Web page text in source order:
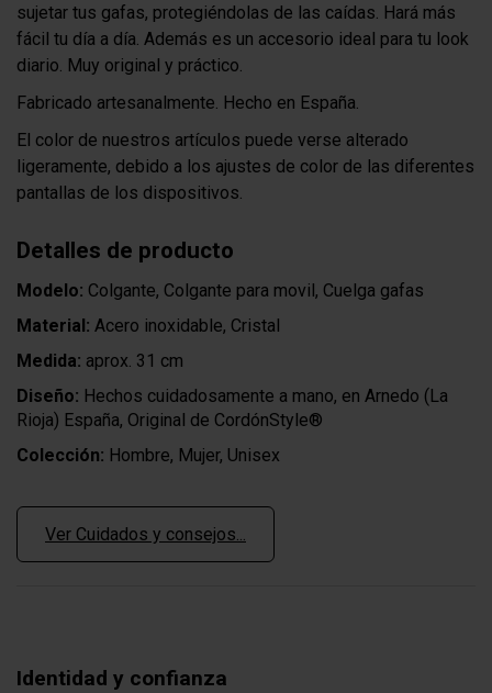
sujetar tus gafas, protegiéndolas de las caídas. Hará más
fácil tu día a día. Además es un accesorio ideal para tu look
diario. Muy original y práctico.
Fabricado artesanalmente. Hecho en España.
El color de nuestros artículos puede verse alterado
ligeramente, debido a los ajustes de color de las diferentes
pantallas de los dispositivos.
Detalles de producto
Modelo: Colgante, Colgante para movil, Cuelga gafas
Material: Acero inoxidable, Cristal
Medida: aprox. 31 cm
Diseño: Hechos cuidadosamente a mano, en Arnedo (La
Rioja) España, Original de CordónStyle®
Colección: Hombre, Mujer, Unisex
Ver Cuidados y consejos...
Identidad y confianza